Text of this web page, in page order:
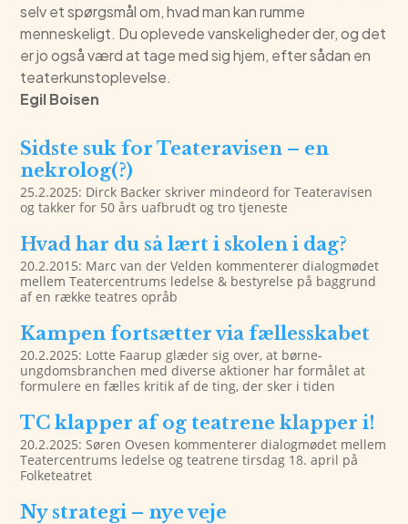
selv et spørgsmål om, hvad man kan rumme
menneskeligt. Du oplevede vanskeligheder der, og det
er jo også værd at tage med sig hjem, efter sådan en
teaterkunstoplevelse.
Egil Boisen
Sidste suk for Teateravisen – en
nekrolog(?)
25.2.2025: Dirck Backer skriver mindeord for Teateravisen
og takker for 50 års uafbrudt og tro tjeneste
Hvad har du så lært i skolen i dag?
20.2.2015: Marc van der Velden kommenterer dialogmødet
mellem Teatercentrums ledelse & bestyrelse på baggrund
af en række teatres opråb
Kampen fortsætter via fællesskabet
20.2.2025: Lotte Faarup glæder sig over, at børne-
ungdomsbranchen med diverse aktioner har formålet at
formulere en fælles kritik af de ting, der sker i tiden
TC klapper af og teatrene klapper i!
20.2.2025: Søren Ovesen kommenterer dialogmødet mellem
Teatercentrums ledelse og teatrene tirsdag 18. april på
Folketeatret
Ny strategi – nye veje